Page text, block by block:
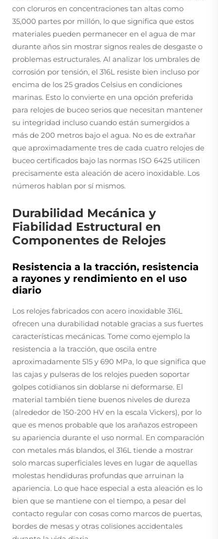
con cloruros en concentraciones tan altas como
35,000 partes por millón, lo que significa que estos
materiales pueden permanecer en el agua de mar
durante años sin mostrar signos reales de desgaste o
problemas estructurales. Al analizar los umbrales de
corrosión por tensión, el 316L resiste bien incluso por
encima de los 25 grados Celsius en condiciones
marinas. Esto lo convierte en una opción preferida
para relojes de buceo serios que necesitan mantener
su integridad incluso cuando están sumergidos a
más de 200 metros bajo el agua. No es de extrañar
que aproximadamente tres de cada cuatro relojes de
buceo certificados bajo las normas ISO 6425 utilicen
precisamente esta aleación de acero inoxidable. Los
números hablan por sí mismos.
Durabilidad Mecánica y
Fiabilidad Estructural en
Componentes de Relojes
Resistencia a la tracción, resistencia
a rayones y rendimiento en el uso
diario
Los relojes fabricados con acero inoxidable 316L
ofrecen una durabilidad notable gracias a sus fuertes
características mecánicas. Tome como ejemplo la
resistencia a la tracción, que oscila entre
aproximadamente 515 y 690 MPa, lo que significa que
las cajas y pulseras de los relojes pueden soportar
golpes cotidianos sin doblarse ni deformarse. El
material también tiene buenos niveles de dureza
(alrededor de 150-200 HV en la escala Vickers), por lo
que es menos probable que los arañazos estropeen
su apariencia durante el uso normal. En comparación
con metales más blandos, el 316L tiende a mostrar
solo marcas superficiales leves en lugar de aquellas
molestas hendiduras profundas que arruinan la
apariencia. Lo que hace especial a esta aleación es lo
bien que se mantiene con el tiempo, a pesar del
contacto regular con cosas como marcos de puertas,
bordes de mesas y otras colisiones accidentales